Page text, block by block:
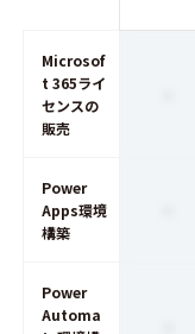
Microsof
t 365ライ
センスの
販売
Power
Apps環境
構築
Power
Automa